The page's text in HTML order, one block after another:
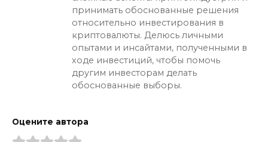
принимать обоснованные решения
относительно инвестирования в
криптовалюты. Делюсь личными
опытами и инсайтами, полученными в
ходе инвестиций, чтобы помочь
другим инвесторам делать
обоснованные выборы.
Оцените автора